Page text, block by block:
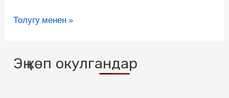
Толугу менен »
Эң көп окулгандар